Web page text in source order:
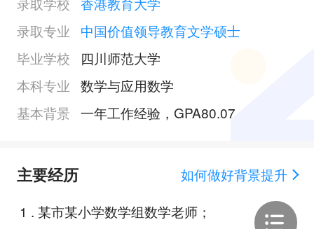
录取专业
中国价值领导教育文学硕士
毕业学校
四川师范大学
本科专业 数学与应用数学
基本背景 一年工作经验，GPA80.07
主要经历
如何做好背景提升
1 . 某市某小学数学组数学老师；